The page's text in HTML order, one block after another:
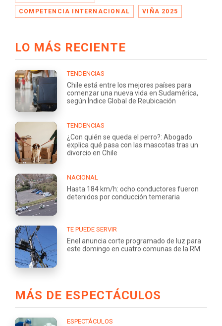
COMPETENCIA INTERNACIONAL VIÑA 2025
LO MÁS RECIENTE
TENDENCIAS
Chile está entre los mejores países para
comenzar una nueva vida en Sudamérica,
según Índice Global de Reubicación
TENDENCIAS
¿Con quién se queda el perro?: Abogado
explica qué pasa con las mascotas tras un
divorcio en Chile
NACIONAL
Hasta 184 km/h: ocho conductores fueron
detenidos por conducción temeraria
TE PUEDE SERVIR
Enel anuncia corte programado de luz para
este domingo en cuatro comunas de la RM
MÁS DE ESPECTÁCULOS
ESPECTÁCULOS